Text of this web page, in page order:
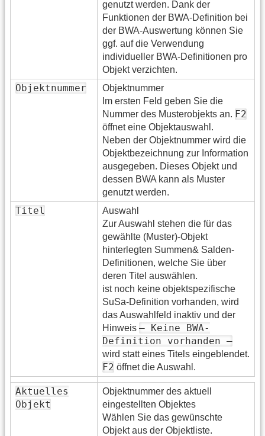
genutzt werden. Dank der
Funktionen der BWA-Definition bei
der BWA-Auswertung können Sie
ggf. auf die Verwendung
individueller BWA-Definitionen pro
Objekt verzichten.
Objektnummer
Objektnummer
Im ersten Feld geben Sie die
Nummer des Musterobjekts an. F2
öffnet eine Objektauswahl.
Neben der Objektnummer wird die
Objektbezeichnung zur Information
ausgegeben. Dieses Objekt und
dessen BWA kann als Muster
genutzt werden.
Titel
Auswahl
Zur Auswahl stehen die für das
gewählte (Muster)-Objekt
hinterlegten Summen& Salden-
Definitionen, welche Sie über
deren Titel auswählen.
ist noch keine objektspezifische
SuSa-Definition vorhanden, wird
das Auswahlfeld inaktiv und der
Hinweis — Keine BWA-
Definition vorhanden —
wird statt eines Titels eingeblendet.
F2 öffnet die Auswahl.
Aktuelles
Objekt
Objektnummer des aktuell
eingestellten Objektes
Wählen Sie das gewünschte
Objekt aus der Objektliste.